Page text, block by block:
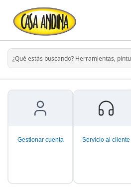
Gestionar cuenta Servicio al cliente